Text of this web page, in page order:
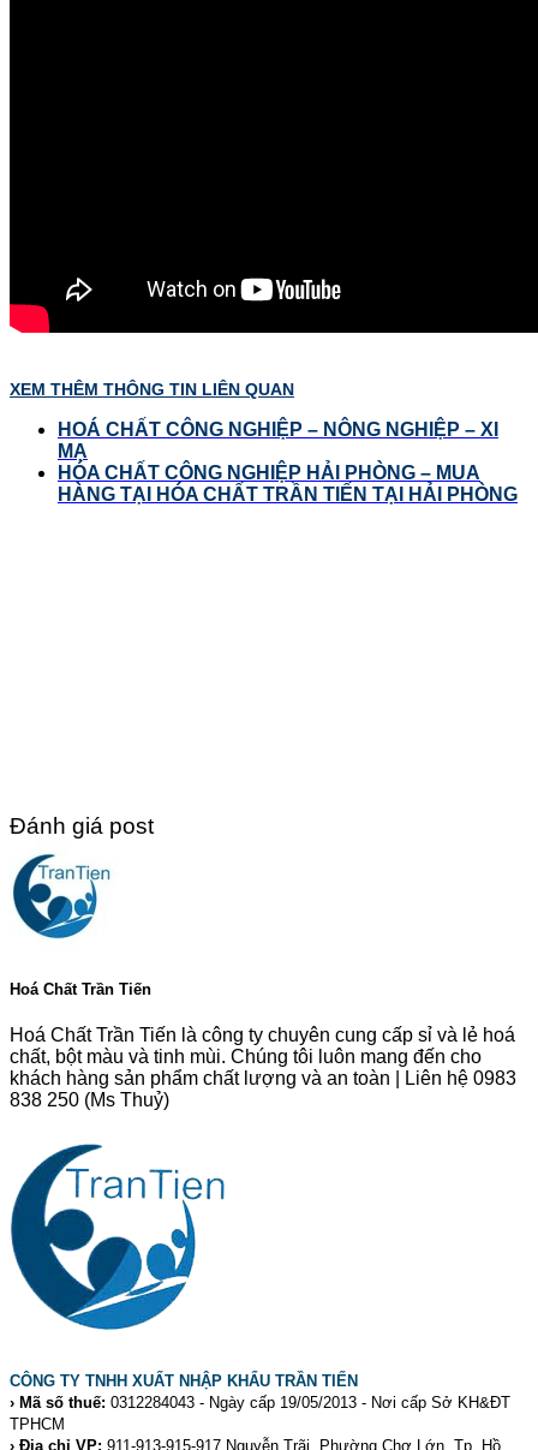
XEM THÊM THÔNG TIN LIÊN QUAN
HOÁ CHẤT CÔNG NGHIỆP – NÔNG NGHIỆP – XI
MẠ
HÓA CHẤT CÔNG NGHIỆP HẢI PHÒNG – MUA
HÀNG TẠI HÓA CHẤT TRẦN TIẾN TẠI HẢI PHÒNG
Đánh giá post
Hoá Chất Trần Tiến
Hoá Chất Trần Tiến là công ty chuyên cung cấp sỉ và lẻ hoá
chất, bột màu và tinh mùi. Chúng tôi luôn mang đến cho
khách hàng sản phẩm chất lượng và an toàn | Liên hệ 0983
838 250 (Ms Thuỷ)
CÔNG TY TNHH XUẤT NHẬP KHẨU TRẦN TIẾN
› Mã số thuế: 0312284043 - Ngày cấp 19/05/2013 - Nơi cấp Sở KH&ĐT
TPHCM
› Địa chỉ VP: 911-913-915-917 Nguyễn Trãi, Phường Chợ Lớn, Tp. Hồ